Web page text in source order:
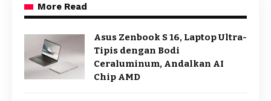
More Read
Asus Zenbook S 16, Laptop Ultra-
Tipis dengan Bodi
Ceraluminum, Andalkan AI
Chip AMD